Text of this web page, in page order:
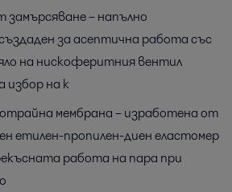
замърсяване – напълно
за асептична работа със
на нискоферитния вентил
избор на к
мембрана – изработена от
етилен-пропилен-диен еластомер
работа на пара при